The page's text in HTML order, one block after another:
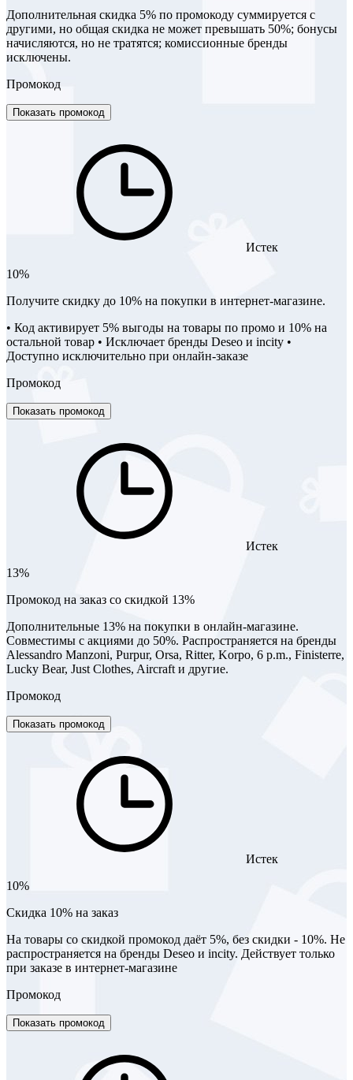
Дополнительная скидка 5% по промокоду суммируется с
другими, но общая скидка не может превышать 50%; бонусы
начисляются, но не тратятся; комиссионные бренды
исключены.
Промокод
Показать промокод
Истек
10%
Получите скидку до 10% на покупки в интернет-магазине.
• Код активирует 5% выгоды на товары по промо и 10% на
остальной товар • Исключает бренды Deseo и incity •
Доступно исключительно при онлайн-заказе
Промокод
Показать промокод
Истек
13%
Промокод на заказ со скидкой 13%
Дополнительные 13% на покупки в онлайн-магазине.
Совместимы с акциями до 50%. Распространяется на бренды
Alessandro Manzoni, Purpur, Orsa, Ritter, Korpo, 6 p.m., Finisterre,
Lucky Bear, Just Clothes, Aircraft и другие.
Промокод
Показать промокод
Истек
10%
Скидка 10% на заказ
На товары со скидкой промокод даёт 5%, без скидки - 10%. Не
распространяется на бренды Deseo и incity. Действует только
при заказе в интернет-магазине
Промокод
Показать промокод